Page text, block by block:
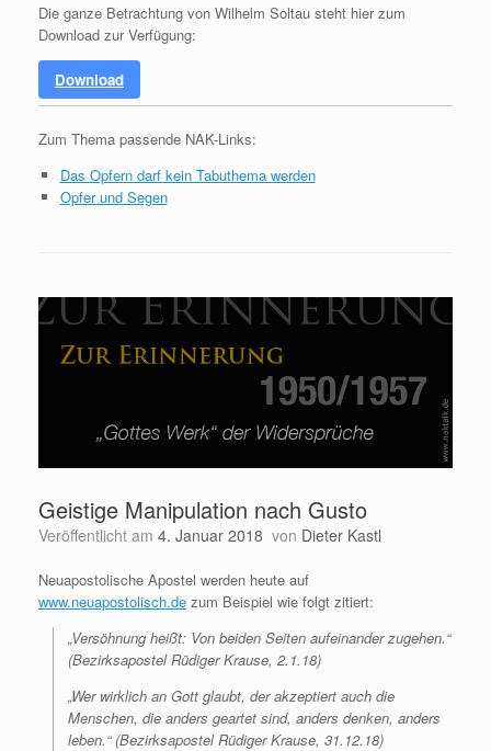
Die ganze Betrachtung von Wilhelm Soltau steht hier zum
Download zur Verfügung:
Download
Zum Thema passende NAK-Links:
Das Opfern darf kein Tabuthema werden
Opfer und Segen
Geistige Manipulation nach Gusto
Veröffentlicht am 4. Januar 2018 von Dieter Kastl
Neuapostolische Apostel werden heute auf
www.neuapostolisch.de zum Beispiel wie folgt zitiert:
„Versöhnung heißt: Von beiden Seiten aufeinander zugehen.“
(Bezirksapostel Rüdiger Krause, 2.1.18)
„Wer wirklich an Gott glaubt, der akzeptiert auch die
Menschen, die anders geartet sind, anders denken, anders
leben.“ (Bezirksapostel Rüdiger Krause, 31.12.18)